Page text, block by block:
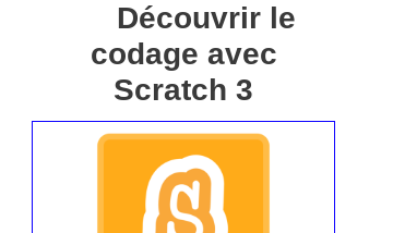
Découvrir le
codage avec
Scratch 3